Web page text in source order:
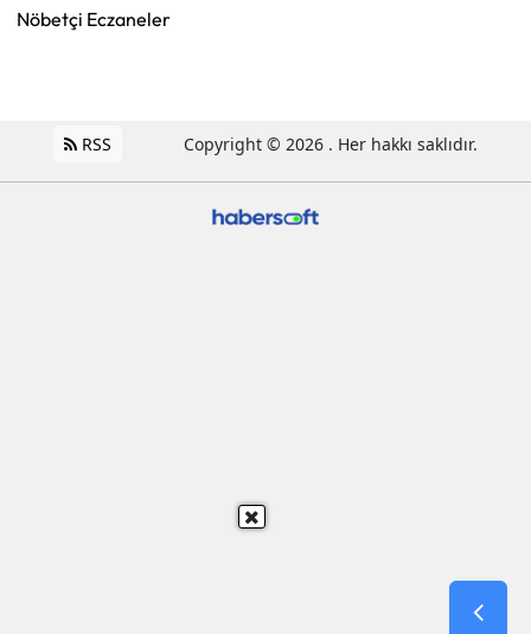
Nöbetçi Eczaneler
RSS Copyright © 2026 . Her hakkı saklıdır.